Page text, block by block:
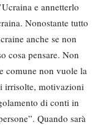
e annetterlo
Nonostante tutto
anche se non
cosa pensare. Non
comune non vuole la
irrisolte, motivazioni
di conti in
Quando sarà